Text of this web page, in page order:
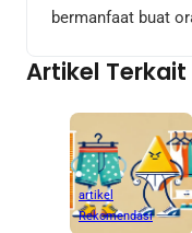
bermanfaat buat
Artikel Terkait
artikel
Rekomendasi